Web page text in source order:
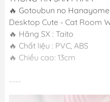
🔥 Gotoubun no
Desktop Cute - Cat Room
🔥 Hãng SX : Taito
🔥 Chất liệu : PVC, ABS
🔥 Chiều cao: 13cm
----